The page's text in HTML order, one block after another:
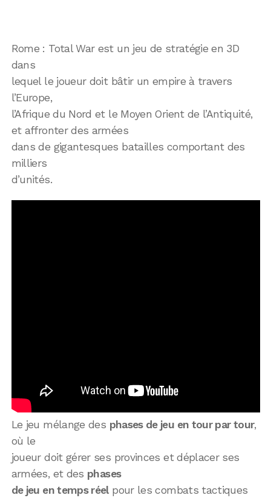
Rome : Total War est un jeu de stratégie en 3D
dans
lequel le joueur doit bâtir un empire à travers
l’Europe,
l’Afrique du Nord et le Moyen Orient de l’Antiquité,
et affronter des armées
dans de gigantesques batailles comportant des
milliers
d’unités.
Le jeu mélange des phases de jeu en tour par tour,
où le
joueur doit gérer ses provinces et déplacer ses
armées, et des phases
de jeu en temps réelpour les combats tactiques